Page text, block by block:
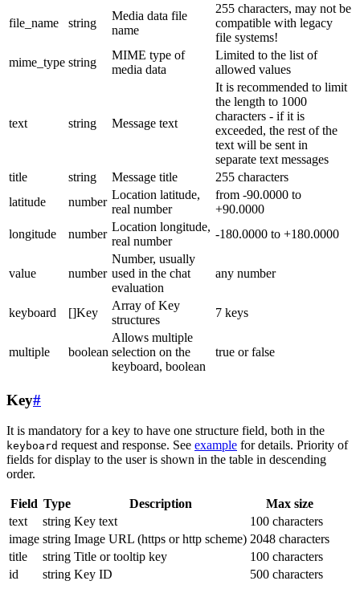
file_name string
Media data file
name
255 characters, may not be
compatible with legacy
file systems!
mime_type string
MIME type of
media data
Limited to the list of
allowed values
text string Message text
It is recommended to limit
the length to 1000
characters - if it is
exceeded, the rest of the
text will be sent in
separate text messages
title
string Message title
255 characters
latitude
number
Location latitude,
real number
from -90.0000 to
+90.0000
longitude
number
Location longitude,
real number
-180.0000 to +180.0000
value number
Number, usually
used in the chat
evaluation
any number
keyboard []Key
Array of Key
structures
7 keys
multiple boolean
Allows multiple
selection on the
keyboard, boolean
true or false
Key#
It is mandatory for a key to have one structure field, both in the
keyboard request and response. See example for details. Priority of
fields for display to the user is shown in the table in descending
order.
Field Type Description
Max size
text
string Key text
100 characters
image string Image URL (https or http scheme) 2048 characters
title
string Title or tooltip key
100 characters
id
string Key ID 500 characters